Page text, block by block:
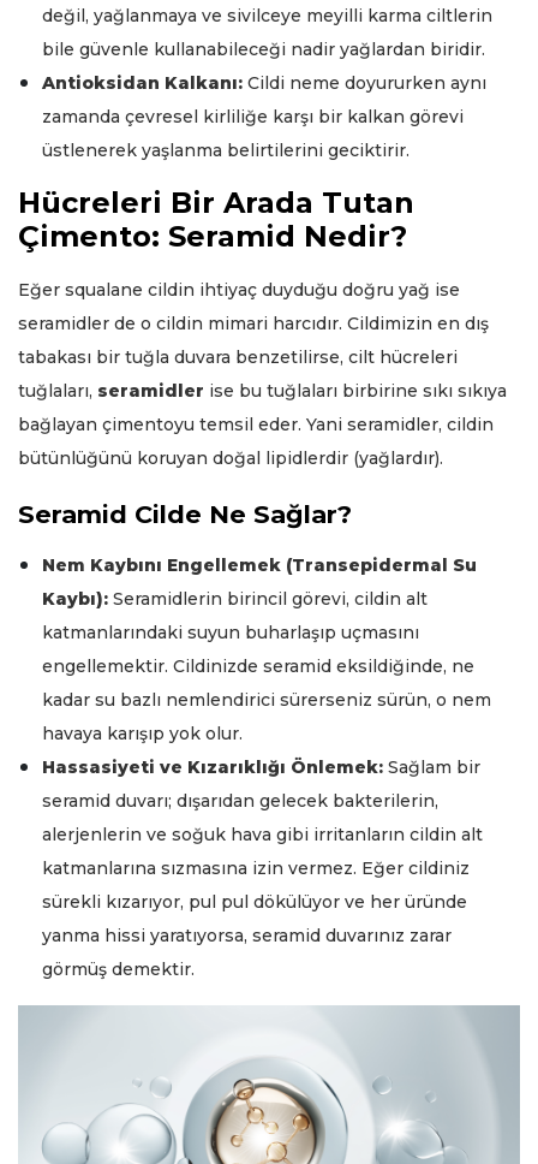
değil, yağlanmaya ve sivilceye meyilli karma ciltlerin
bile güvenle kullanabileceği nadir yağlardan biridir.
Antioksidan Kalkanı: Cildi neme doyururken aynı
zamanda çevresel kirliliğe karşı bir kalkan görevi
üstlenerek yaşlanma belirtilerini geciktirir.
Hücreleri Bir Arada Tutan
Çimento: Seramid Nedir?
Eğer squalane cildin ihtiyaç duyduğu doğru yağ ise
seramidler de o cildin mimari harcıdır. Cildimizin en dış
tabakası bir tuğla duvara benzetilirse, cilt hücreleri
tuğlaları, seramidler ise bu tuğlaları birbirine sıkı sıkıya
bağlayan çimentoyu temsil eder. Yani seramidler, cildin
bütünlüğünü koruyan doğal lipidlerdir (yağlardır).
Seramid Cilde Ne Sağlar?
Nem Kaybını Engellemek (Transepidermal Su
Kaybı): Seramidlerin birincil görevi, cildin alt
katmanlarındaki suyun buharlaşıp uçmasını
engellemektir. Cildinizde seramid eksildiğinde, ne
kadar su bazlı nemlendirici sürerseniz sürün, o nem
havaya karışıp yok olur.
Hassasiyeti ve Kızarıklığı Önlemek: Sağlam bir
seramid duvarı; dışarıdan gelecek bakterilerin,
alerjenlerin ve soğuk hava gibi irritanların cildin alt
katmanlarına sızmasına izin vermez. Eğer cildiniz
sürekli kızarıyor, pul pul dökülüyor ve her üründe
yanma hissi yaratıyorsa, seramid duvarınız zarar
görmüş demektir.